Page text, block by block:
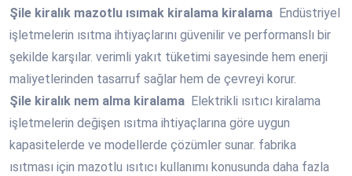
Şile kiralık mazotlu ısımak kiralama kiralama Endüstriyel
işletmelerin ısıtma ihtiyaçlarını güvenilir ve performanslı bir
şekilde karşılar. verimli yakıt tüketimi sayesinde hem enerji
maliyetlerinden tasarruf sağlar hem de çevreyi korur.
Şile kiralık nem alma kiralama Elektrikli ısıtıcı kiralama
işletmelerin değişen ısıtma ihtiyaçlarına göre uygun
kapasitelerde ve modellerde çözümler sunar. fabrika
ısıtması için mazotlu ısıtıcı kullanımı konusunda daha fazla